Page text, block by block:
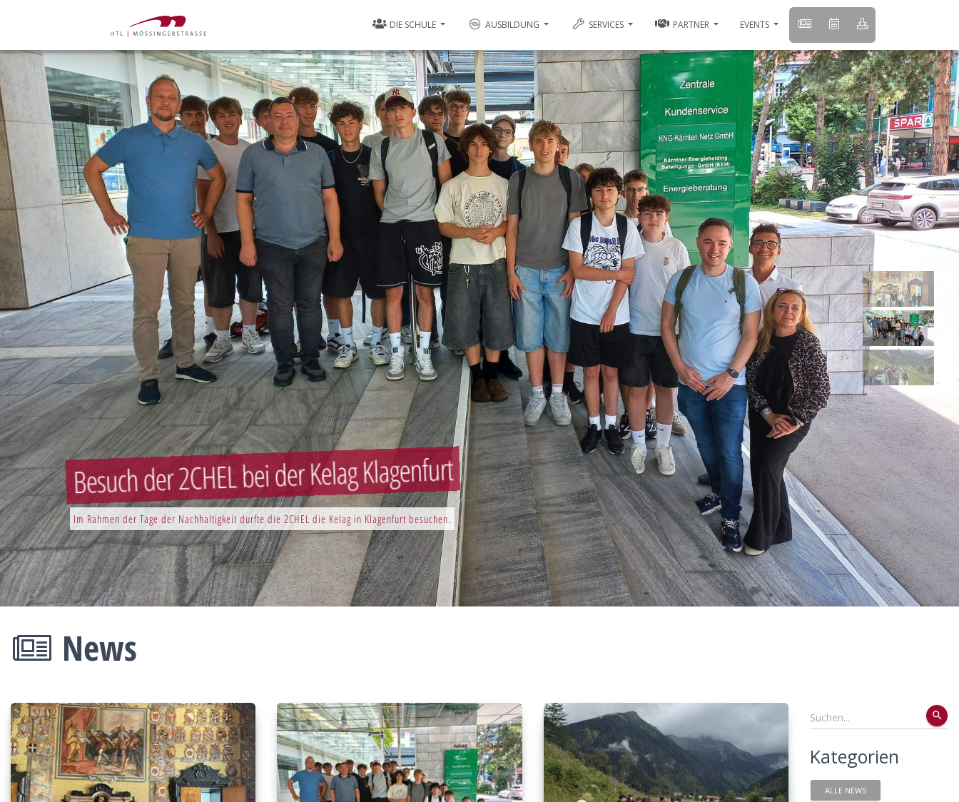
DIE SCHULE AUSBILDUNG SERVICES PARTNER EVENTS
Im Rahmen der Tage der Nachhaltigkeit durfte die 2CHEL die Kelag in Klagenfurt besuchen.
Besuch der 2CHEL bei der Kelag Klagenfurt
News
search
Kategorien
ALLE NEWS